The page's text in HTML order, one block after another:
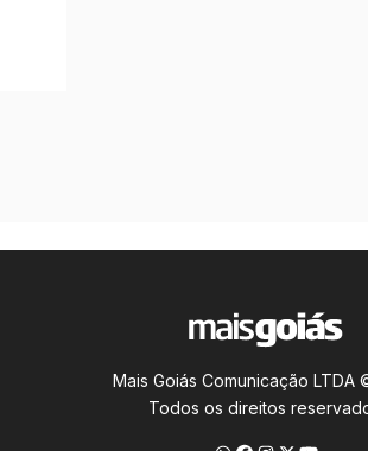
Mais Goiás Comunicação LTDA
Todos os direitos